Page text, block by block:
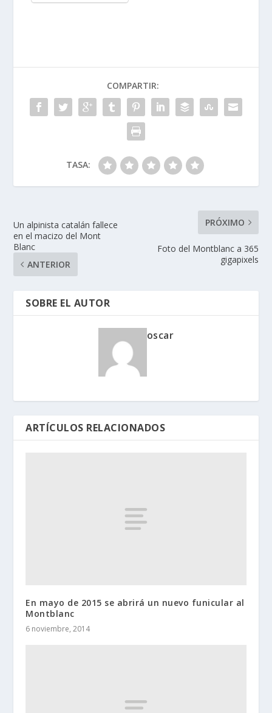
COMPARTIR:
TASA:
Un alpinista catalán fallece
en el macizo del Mont
Blanc
ANTERIOR
PRÓXIMO
Foto del Montblanc a 365
gigapixels
SOBRE EL AUTOR
oscar
ARTÍCULOS RELACIONADOS
En mayo de 2015 se abrirá un nuevo funicular al
Montblanc
6 noviembre, 2014